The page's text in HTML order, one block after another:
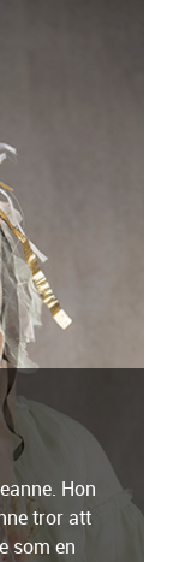
Hon
tror att
som en